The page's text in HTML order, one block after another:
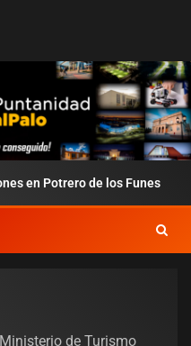
de los Funes
de Turismo